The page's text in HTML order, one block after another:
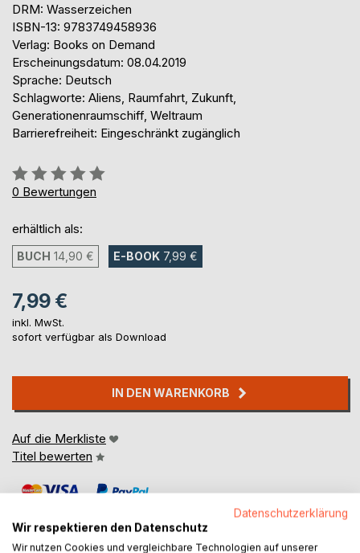
DRM: Wasserzeichen
ISBN-13: 9783749458936
Verlag: Books on Demand
Erscheinungsdatum: 08.04.2019
Sprache: Deutsch
Schlagworte: Aliens, Raumfahrt, Zukunft,
Generationenraumschiff, Weltraum
Barrierefreiheit: Eingeschränkt zugänglich
Bewertung::
0%
0 Bewertungen
erhältlich als:
BUCH 14,90 € E-BOOK 7,99 €
7,99 €
inkl. MwSt.
sofort verfügbar als Download
IN DEN WARENKORB
Auf die Merkliste
Titel bewerten
Datenschutzerklärung
Wir respektieren den Datenschutz
Wir nutzen Cookies und vergleichbare Technologien auf unserer